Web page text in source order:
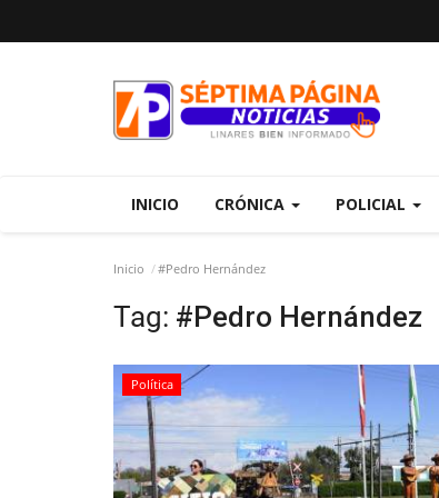
INICIO CRÓNICA POLICIAL
Inicio #Pedro Hernández
Tag: #Pedro Hernández
Política